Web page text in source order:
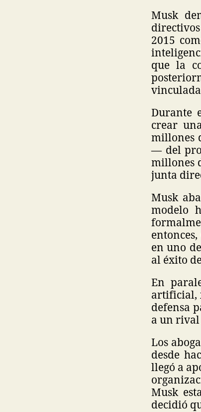
Musk
2015
que la
Durante
crear
millones
— del
millones
junta
Musk
modelo
en uno
al éxito
En
artificial,
defensa
a un rival
Los
desde
llegó a
Musk
decidió